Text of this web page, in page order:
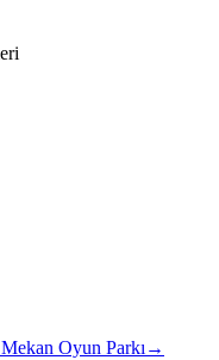
Mekan Oyun Parkı →